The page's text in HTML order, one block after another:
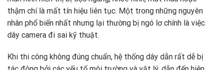
thậm chí là mất tín hiệu liên tục. Một trong những nguyên
nhân phổ biến nhất nhưng lại thường bị ngó lơ chính là việc
dây camera đi sai kỹ thuật.
Khi thi công không đúng chuẩn, hệ thống dây dẫn rất dễ bị